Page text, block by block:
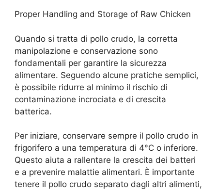
Proper Handling and Storage of Raw Chicken
Quando si tratta di pollo crudo, la corretta
manipolazione e conservazione sono
fondamentali per garantire la sicurezza
alimentare. Seguendo alcune pratiche semplici,
è possibile ridurre al minimo il rischio di
contaminazione incrociata e di crescita
batterica.
Per iniziare, conservare sempre il pollo crudo in
frigorifero a una temperatura di 4°C o inferiore.
Questo aiuta a rallentare la crescita dei batteri
e a prevenire malattie alimentari. È importante
tenere il pollo crudo separato dagli altri alimenti,